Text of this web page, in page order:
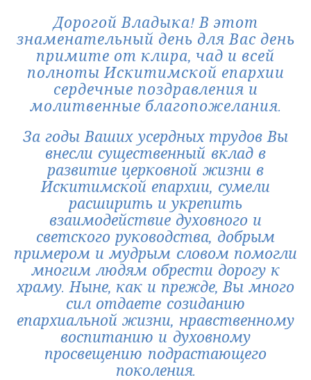
Дорогой Владыка! В этот
знаменательный день для Вас день
примите от клира, чад и всей
полноты Искитимской епархии
сердечные поздравления и
молитвенные благопожелания.
За годы Ваших усердных трудов Вы
внесли существенный вклад в
развитие церковной жизни в
Искитимской епархии, сумели
расширить и укрепить
взаимодействие духовного и
светского руководства, добрым
примером и мудрым словом помогли
многим людям обрести дорогу к
храму. Ныне, как и прежде, Вы много
сил отдаете созиданию
епархиальной жизни, нравственному
воспитанию и духовному
просвещению подрастающего
поколения.